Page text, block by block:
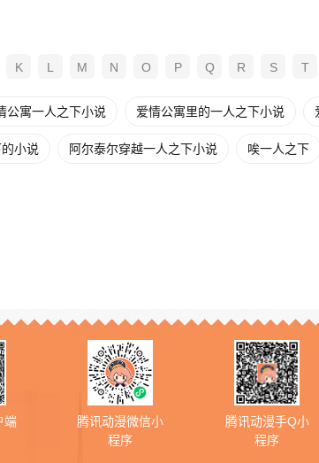
K L M N O P Q R S T
公寓一人之下小说 爱情公寓里的一人之下小说
小说 阿尔泰尔穿越一人之下小说 唉一人之下
端
腾讯动漫微信小
程序
腾讯动漫手Q小
程序